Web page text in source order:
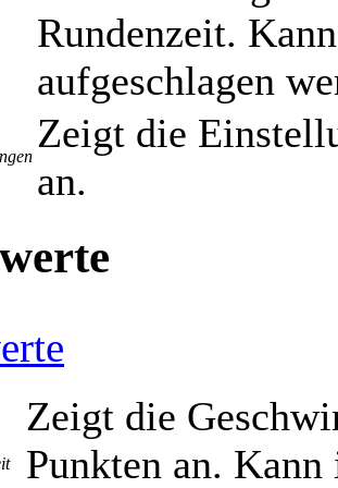
Rundenzeit.
aufgeschlagen
Zeigt die
an.
Zeigt die
Punkten an.